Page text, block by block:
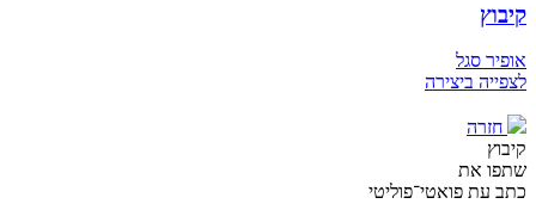
קיבוץ
אופיר סגל
לצפייה ביצירה
חזרה
קיבוץ
שתפו את
כתב עת פואטי־פוליטי